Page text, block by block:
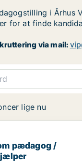
i Århus
for at finde
via mail:
lige nu
pædagog /
pædagog /